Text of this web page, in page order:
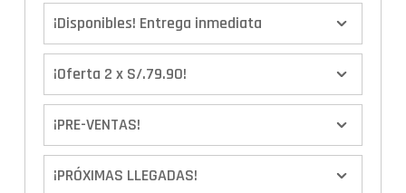
¡Disponibles! Entrega inmediata
¡Oferta 2 x S/.79.90!
¡PRE-VENTAS!
¡PRÓXIMAS LLEGADAS!